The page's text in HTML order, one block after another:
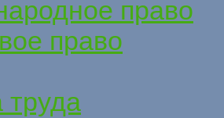
право
право